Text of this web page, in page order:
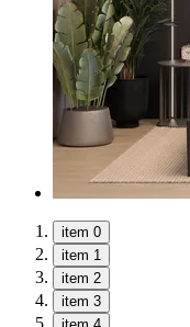
item 0
item 1
item 2
item 3